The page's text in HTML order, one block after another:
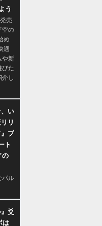
う
売
空の
め
適
や新
びた
介し
い
リ
プ
ト
の
パル
爻
は